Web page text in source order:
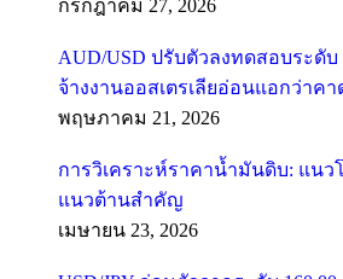
จ้างงานออสเตรเลียอ่อนแอกว่าคา
พฤษภาคม 21, 2026
แนวต้านสำคัญ
เมษายน 23, 2026